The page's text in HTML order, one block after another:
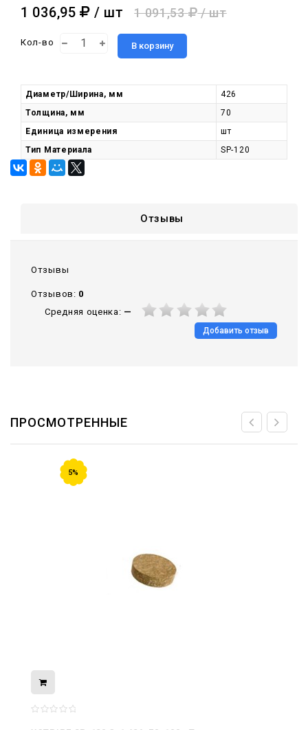
1 036,95 / шт 1 091,53 / шт
Кол-во В корзину
Диаметр/Ширина, мм
426
Толщина, мм
70
Единица измерения
шт
Тип Материала
SP-120
Отзывы
Отзывы
Отзывов: 0
Средняя оценка: —
Добавить отзыв
ПРОСМОТРЕННЫЕ
5%